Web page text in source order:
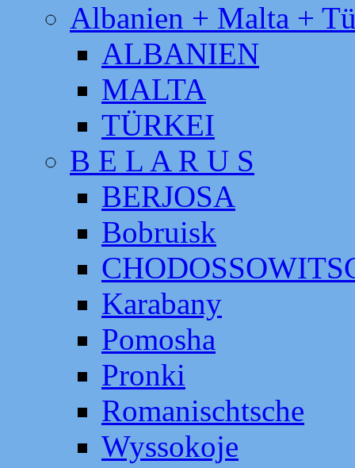
Albanien + Malta +
ALBANIEN
MALTA
TÜRKEI
B E L A R U S
BERJOSA
Bobruisk
Karabany
Pomosha
Pronki
Romanischtsche
Wyssokoje